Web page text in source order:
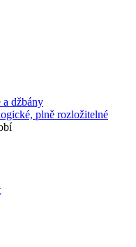
a džbány
plně rozložitelné